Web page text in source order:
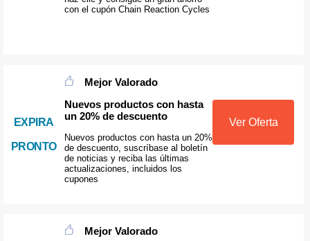
con el cupón Chain Reaction Cycles
EXPIRA
PRONTO
Mejor Valorado
Nuevos productos con hasta
un 20% de descuento
Nuevos productos con hasta un 20%
de descuento, suscríbase al boletín
de noticias y reciba las últimas
actualizaciones, incluidos los
cupones
Ver Oferta
Mejor Valorado